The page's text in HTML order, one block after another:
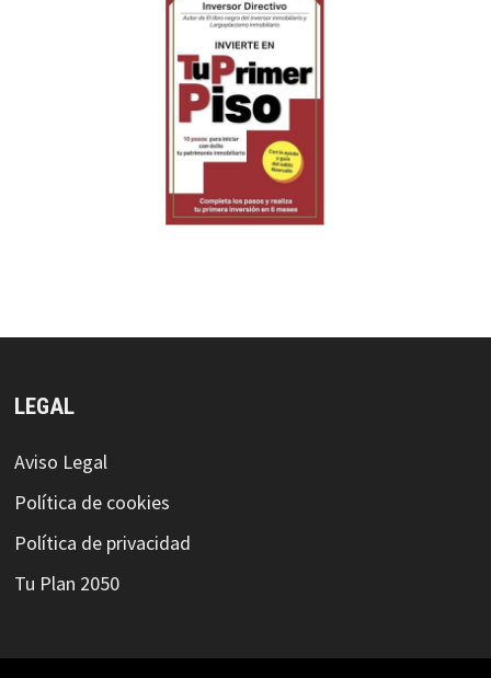
LEGAL
Aviso Legal
Política de cookies
Política de privacidad
Tu Plan 2050